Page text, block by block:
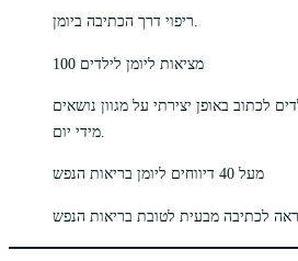
100 מציאות ליומן לילדים
לכתוב באופן יצירתי על מגוון נושאים
מעל 40 דיווחים ליומן בריאות הנפש